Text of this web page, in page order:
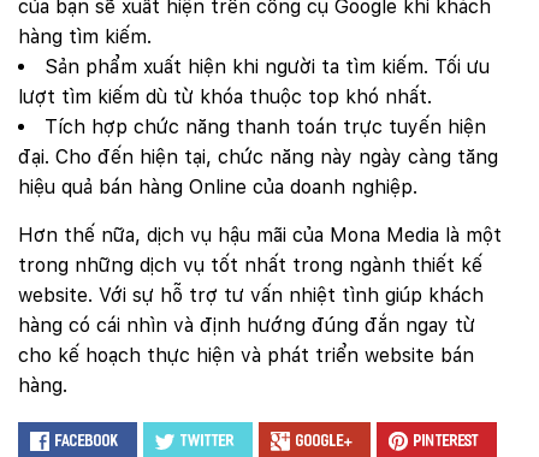
của bạn sẽ xuất hiện trên công cụ Google khi khách
hàng tìm kiếm.
Sản phẩm xuất hiện khi người ta tìm kiếm. Tối ưu
lượt tìm kiếm dù từ khóa thuộc top khó nhất.
Tích hợp chức năng thanh toán trực tuyến hiện
đại. Cho đến hiện tại, chức năng này ngày càng tăng
hiệu quả bán hàng Online của doanh nghiệp.
Hơn thế nữa, dịch vụ hậu mãi của Mona Media là một
trong những dịch vụ tốt nhất trong ngành thiết kế
website. Với sự hỗ trợ tư vấn nhiệt tình giúp khách
hàng có cái nhìn và định hướng đúng đắn ngay từ
cho kế hoạch thực hiện và phát triển website bán
hàng.
Facebook Twitter Google+ Pinterest